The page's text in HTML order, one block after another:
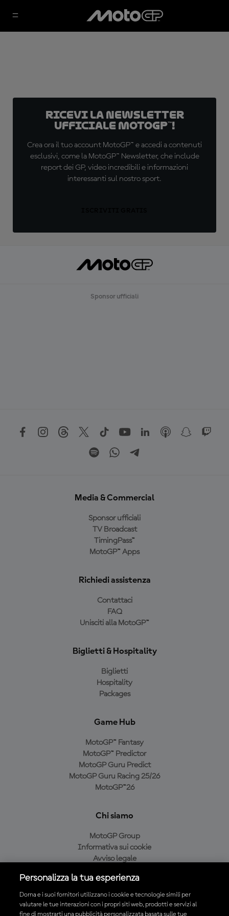
Ricevi la newsletter
ufficiale MotoGP™!
Crea ora il tuo account MotoGP™ e accedi a contenuti
esclusivi, come la MotoGP™ Newsletter, che include
report dei GP, video incredibili e informazioni
interessanti sul nostro sport.
Sponsor ufficiali
Media & Commercial
Sponsor ufficiali
TV Broadcast
TimingPass™
MotoGP™ Apps
Richiedi assistenza
Contattaci
FAQ
Unisciti alla MotoGP™
Biglietti & Hospitality
Biglietti
Hospitality
Packages
Game Hub
MotoGP™ Fantasy
MotoGP™ Predictor
MotoGP Guru Predict
MotoGP Guru Racing 25/26
MotoGP™26
Chi siamo
MotoGP Group
Informativa sui cookie
Avviso legale
Condizioni di acquisto
Personalizza la tua esperienza
Dorna e i suoi fornitori utilizzano i cookie e tecnologie simili per
valutare le tue interazioni con i propri siti web, prodotti e servizi al
fine di mostrarti una pubblicità personalizzata basata sulle tue